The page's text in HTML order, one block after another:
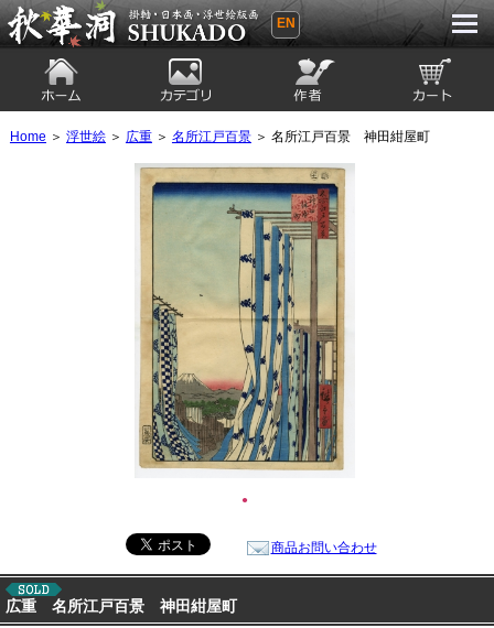
秋華洞 SHUKADO 掛軸・日本画・浮世
EN
Home ＞ 浮世絵＞ 広重＞ 名所江戸百景＞ 名所江戸百景 神田紺屋町
●
商品お問い合わせ
広重 名所江戸百景 神田紺屋町